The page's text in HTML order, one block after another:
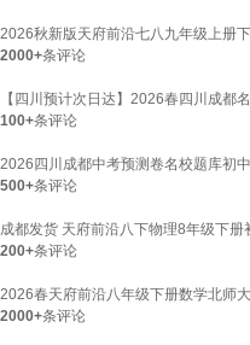
2026秋新版天府前沿七八九年级上册
2000+条评论
【四川预计次日达】2026春四川成
100+条评论
2026四川成都中考预测卷名校题库初
500+条评论
成都发货 天府前沿八下物理8年级下
200+条评论
2026春天府前沿八年级下册数学北师
2000+条评论